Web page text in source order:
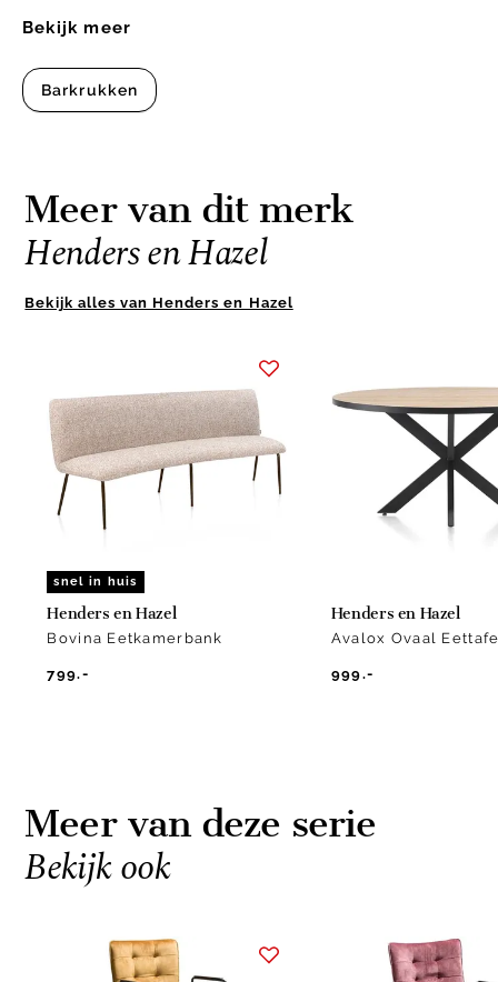
Bekijk meer
Barkrukken
Meer van dit merk
Henders en Hazel
Bekijk alles van Henders en Hazel
snel in huis
Henders en Hazel
Bovina Eetkamerbank
799.-
Henders en Hazel
Avalox Ovaal
999.-
Meer van deze serie
Bekijk ook